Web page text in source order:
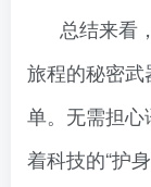
总结来看
旅程的秘密武
单。无需担
着科技的“护